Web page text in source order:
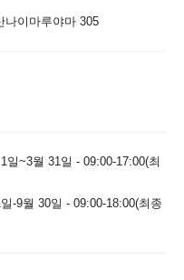
일~3월 31일 - 09:00-17:00(최
-9월 30일 - 09:00-18:00(최종